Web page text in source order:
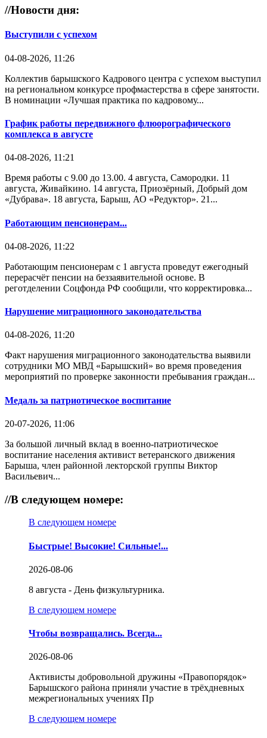
//Новости дня:
Выступили с успехом
04-08-2026, 11:26
Коллектив барышского Кадрового центра с успехом выступил
на региональном конкурсе профмастерства в сфере занятости.
В номинации «Лучшая практика по кадровому...
График работы передвижного флюорографического
комплекса в августе
04-08-2026, 11:21
Время работы с 9.00 до 13.00. 4 августа, Самородки. 11
августа, Живайкино. 14 августа, Приозёрный, Добрый дом
«Дубрава». 18 августа, Барыш, АО «Редуктор». 21...
Работающим пенсионерам...
04-08-2026, 11:22
Работающим пенсионерам с 1 августа проведут ежегодный
перерасчёт пенсии на беззаявительной основе. В
реготделении Соцфонда РФ сообщили, что корректировка...
Нарушение миграционного законодательства
04-08-2026, 11:20
Факт нарушения миграционного законодательства выявили
сотрудники МО МВД «Барышский» во время проведения
мероприятий по проверке законности пребывания граждан...
Медаль за патриотическое воспитание
20-07-2026, 11:06
За большой личный вклад в военно-патриотическое
воспитание населения активист ветеранского движения
Барыша, член районной лекторской группы Виктор
Васильевич...
//В следующем номере:
В следующем номере
Быстрые! Высокие! Сильные!...
2026-08-06
8 августа - День физкультурника.
В следующем номере
Чтобы возвращались. Всегда...
2026-08-06
Активисты добровольной дружины «Правопорядок»
Барышского района приняли участие в трёхдневных
межрегиональных учениях Пр
В следующем номере